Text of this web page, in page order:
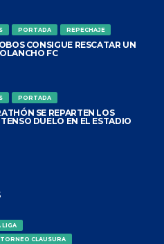
PORTADA REPECHAJE
CONSIGUE RESCATAR UN
FC
PORTADA
SE REPARTEN LOS
DUELO EN EL ESTADIO
LIGA
CLAUSURA